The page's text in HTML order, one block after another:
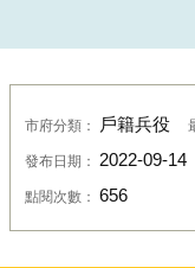
市府分類： 戶籍兵役
發布日期： 2022-09-14
點閱次數： 656